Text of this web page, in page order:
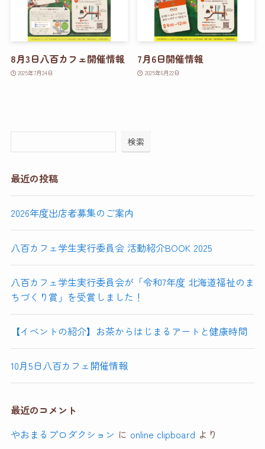
8月3日八百カフェ開催情報
2025年7月24日
7月6日開催情報
2025年6月22日
検索
最近の投稿
2026年度出店者募集のご案内
八百カフェ学生実行委員会 活動紹介BOOK 2025
八百カフェ学生実行委員会が「令和7年度 北海道福祉のま
ちづくり賞」を受賞しました！
【イベントの紹介】お茶からはじまるアートと健康時間
10月5日八百カフェ開催情報
最近のコメント
やおまるプロダクション に online clipboard ​ ‌‌‌ より